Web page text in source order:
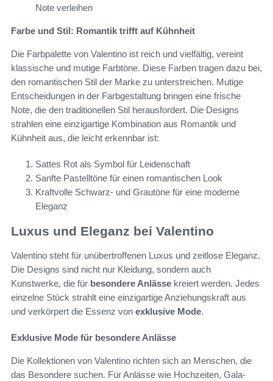
Note verleihen
Farbe und Stil: Romantik trifft auf Kühnheit
Die Farbpalette von Valentino ist reich und vielfältig, vereint
klassische und mutige Farbtöne. Diese Farben tragen dazu bei,
den romantischen Stil der Marke zu unterstreichen. Mutige
Entscheidungen in der Farbgestaltung bringen eine frische
Note, die den traditionellen Stil herausfordert. Die Designs
strahlen eine einzigartige Kombination aus Romantik und
Kühnheit aus, die leicht erkennbar ist:
Sattes Rot als Symbol für Leidenschaft
Sanfte Pastelltöne für einen romantischen Look
Kraftvolle Schwarz- und Grautöne für eine moderne
Eleganz
Luxus und Eleganz bei Valentino
Valentino steht für unübertroffenen Luxus und zeitlose Eleganz.
Die Designs sind nicht nur Kleidung, sondern auch
Kunstwerke, die für besondere Anlässe kreiert werden. Jedes
einzelne Stück strahlt eine einzigartige Anziehungskraft aus
und verkörpert die Essenz von exklusive Mode.
Exklusive Mode für besondere Anlässe
Die Kollektionen von Valentino richten sich an Menschen, die
das Besondere suchen. Für Anlässe wie Hochzeiten, Gala-